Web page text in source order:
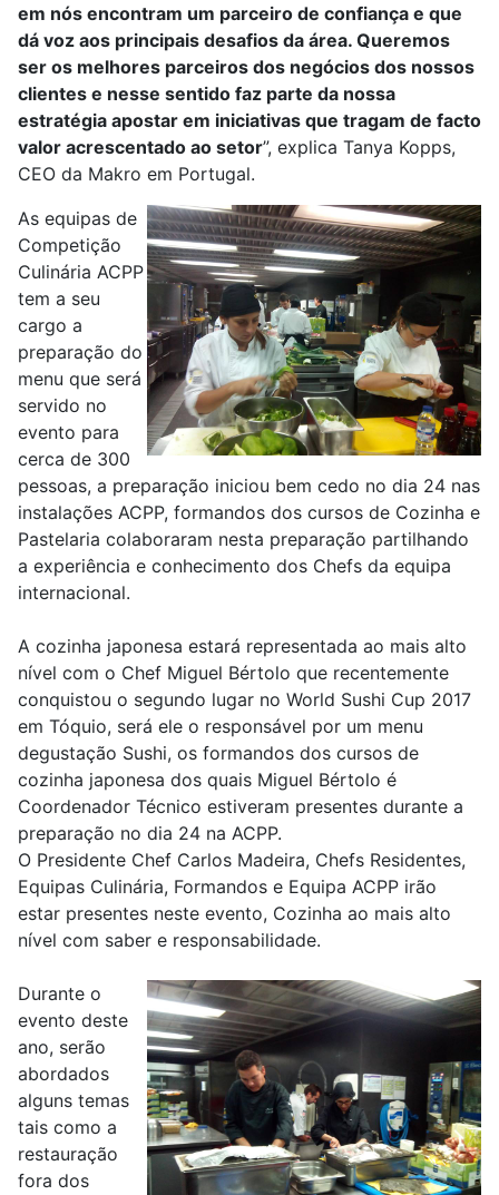
em nós encontram um parceiro de confiança e que
dá voz aos principais desafios da área. Queremos
ser os melhores parceiros dos negócios dos nossos
clientes e nesse sentido faz parte da nossa
estratégia apostar em iniciativas que tragam de facto
valor acrescentado ao setor”, explica Tanya Kopps,
CEO da Makro em Portugal.
As equipas de
Competição
Culinária ACPP
tem a seu
cargo a
preparação do
menu que será
servido no
evento para
cerca de 300
pessoas, a preparação iniciou bem cedo no dia 24 nas
instalações ACPP, formandos dos cursos de Cozinha e
Pastelaria colaboraram nesta preparação partilhando
a experiência e conhecimento dos Chefs da equipa
internacional.
A cozinha japonesa estará representada ao mais alto
nível com o Chef Miguel Bértolo que recentemente
conquistou o segundo lugar no World Sushi Cup 2017
em Tóquio, será ele o responsável por um menu
degustação Sushi, os formandos dos cursos de
cozinha japonesa dos quais Miguel Bértolo é
Coordenador Técnico estiveram presentes durante a
preparação no dia 24 na ACPP.
O Presidente Chef Carlos Madeira, Chefs Residentes,
Equipas Culinária, Formandos e Equipa ACPP irão
estar presentes neste evento, Cozinha ao mais alto
nível com saber e responsabilidade.
Durante o
evento deste
ano, serão
abordados
alguns temas
tais como a
restauração
fora dos